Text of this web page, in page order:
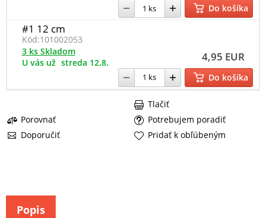
Do košíka
#1 12 cm
Kód:101002053
4,95 EUR
3 ks Skladom
U vás už streda 12.8.
Do košíka
Porovnať
Potrebujem poradiť
Doporučiť
Tlačiť
Pridať k obľúbeným
Popis